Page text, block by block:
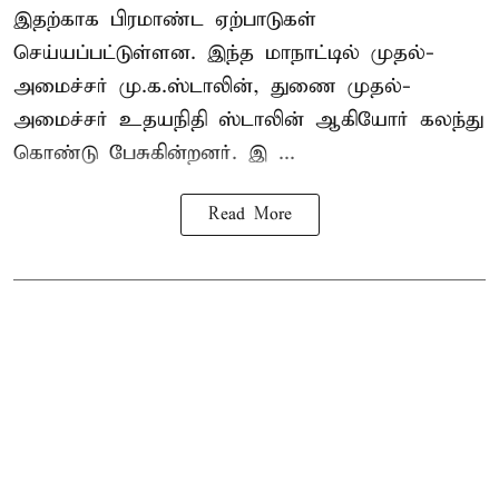
இதற்காக பிரமாண்ட ஏற்பாடுகள்
செய்யப்பட்டுள்ளன. இந்த மாநாட்டில் முதல்-
அமைச்சர் மு.க.ஸ்டாலின், துணை முதல்-
அமைச்சர் உதயநிதி ஸ்டாலின் ஆகியோர் கலந்து
கொண்டு பேசுகின்றனர். இ ...
Read More